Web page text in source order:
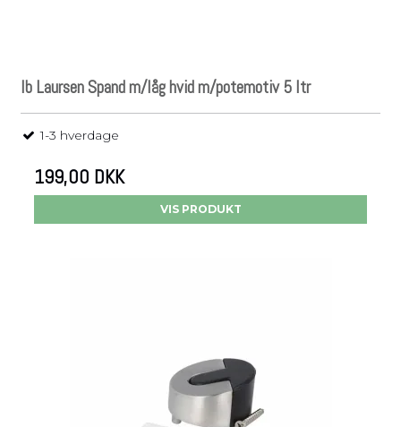
Ib Laursen Spand m/låg hvid m/potemotiv 5 ltr
1-3 hverdage
199,00 DKK
VIS PRODUKT